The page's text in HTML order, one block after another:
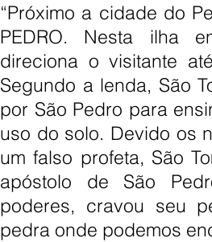
“Próximo a cidade do
PEDRO. Nesta ilha
direciona o visitante
Segundo a lenda, São
por São Pedro para
uso do solo. Devido os
um falso profeta, São
apóstolo de São
poderes, cravou seu
pedra onde podemos